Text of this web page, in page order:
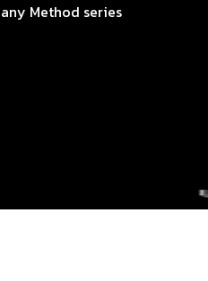
Method series